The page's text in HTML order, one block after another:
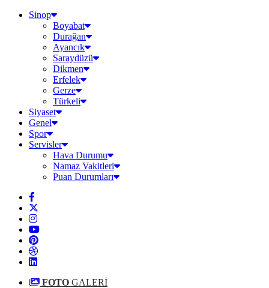
Sinop
Boyabat
Durağan
Ayancık
Saraydüzü
Dikmen
Erfelek
Gerze
Türkeli
Siyaset
Genel
Spor
Servisler
Hava Durumu
Namaz Vakitleri
Puan Durumları
FOTO GALERİ